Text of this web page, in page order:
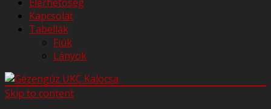
Kapcsolat
Tabellák
Fiúk
Lányok
Skip to content